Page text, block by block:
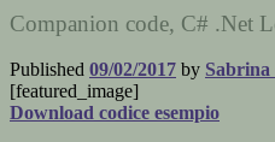
Companion code, C# .Net
Published 09/02/2017 by Sabrina
[featured_image]
Download codice esempio